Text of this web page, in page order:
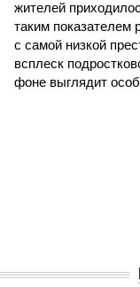
жителей
таким показателем
с самой низкой
всплеск
фоне выглядит